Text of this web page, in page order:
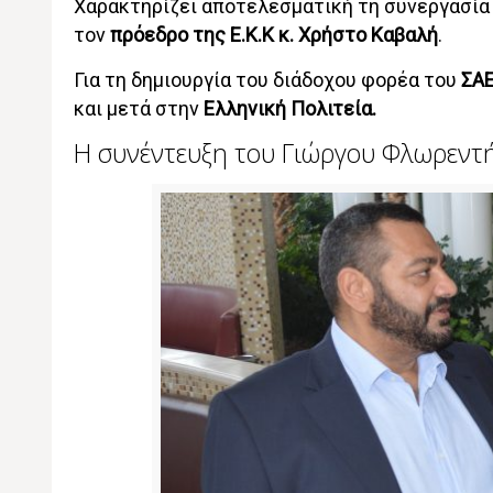
Χαρακτηρίζει αποτελεσματική τη
τονπρόεδρο της Ε.Κ.Κ κ. Χρήστο Καβαλή.
Για τη δημιουργία του διάδοχου φορέα του
και μετά στην Ελληνική Πολιτεία.
Η συνέντευξη του Γιώργου